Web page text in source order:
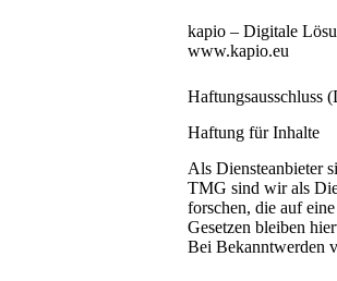
kapio – Digitale
www.kapio.eu
Haftungsausschluss
Haftung für Inhalte
Als Diensteanbieter
TMG sind wir als
forschen, die auf
Gesetzen bleiben
Bei Bekanntwerden